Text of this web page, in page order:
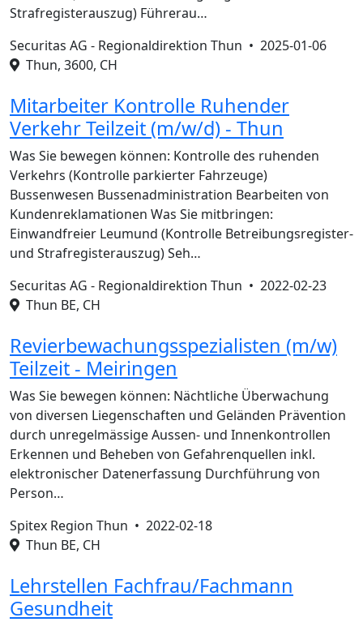
Strafregisterauszug) Führerau…
Securitas AG - Regionaldirektion Thun • 2025-01-06
Thun, 3600, CH
Mitarbeiter Kontrolle Ruhender
Verkehr Teilzeit (m/w/d) - Thun
Was Sie bewegen können: Kontrolle des ruhenden
Verkehrs (Kontrolle parkierter Fahrzeuge)
Bussenwesen Bussenadministration Bearbeiten von
Kundenreklamationen Was Sie mitbringen:
Einwandfreier Leumund (Kontrolle Betreibungsregister-
und Strafregisterauszug) Seh…
Securitas AG - Regionaldirektion Thun • 2022-02-23
Thun BE, CH
Revierbewachungsspezialisten (m/w)
Teilzeit - Meiringen
Was Sie bewegen können: Nächtliche Überwachung
von diversen Liegenschaften und Geländen Prävention
durch unregelmässige Aussen- und Innenkontrollen
Erkennen und Beheben von Gefahrenquellen inkl.
elektronischer Datenerfassung Durchführung von
Person…
Spitex Region Thun • 2022-02-18
Thun BE, CH
Lehrstellen Fachfrau/Fachmann
Gesundheit